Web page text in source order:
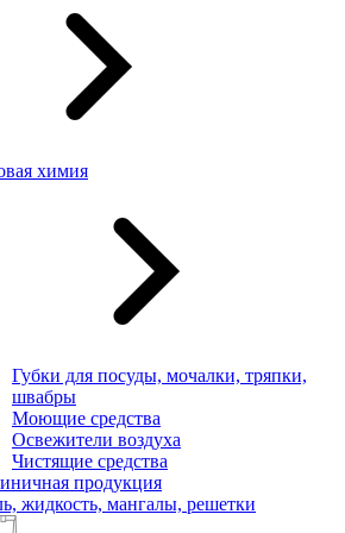
химия
Губки для посуды, мочалки, тряпки,
швабры
Моющие средства
Освежители воздуха
Чистящие средства
продукция
жидкость, мангалы, решетки